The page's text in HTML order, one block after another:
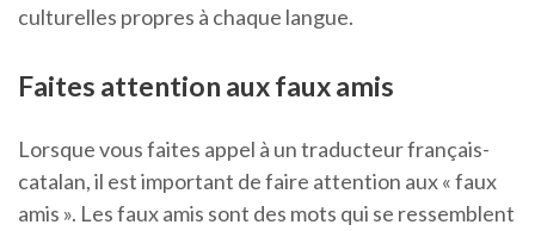
culturelles propres à chaque langue.
Faites attention aux faux amis
Lorsque vous faites appel à un traducteur français-
catalan, il est important de faire attention aux « faux
amis ». Les faux amis sont des mots qui se ressemblent